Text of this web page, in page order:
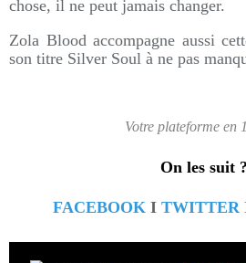
chose, il ne peut jamais changer.
Zola Blood accompagne aussi
son titre Silver Soul à ne pas
Votre plateforme en
On les suit ?
FACEBOOKI TWITTER